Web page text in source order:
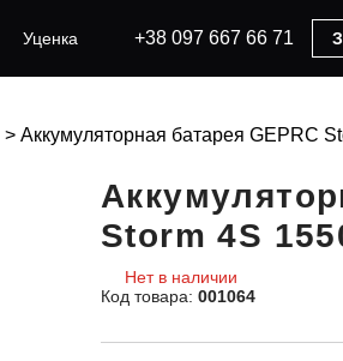
Уценка +38 097 667 66 71
> Аккумуляторная батарея GEPRC
Storm 4S
Нет в наличии
Код товара: 001064